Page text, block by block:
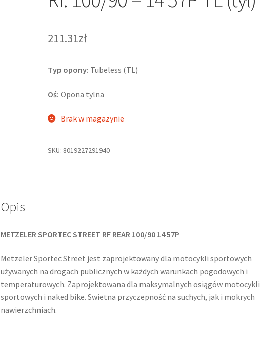
211.31zł
Typ opony: Tubeless (TL)
Oś: Opona tylna
Brak w magazynie
SKU: 8019227291940
Opis
METZELER SPORTEC STREET RF REAR 100/90 14 57P
Metzeler Sportec Street jest zaprojektowany dla motocykli sportowych
używanych na drogach publicznych w każdych warunkach pogodowych i
temperaturowych. Zaprojektowana dla maksymalnych osiągów motocykli
sportowych i naked bike. Swietna przyczepność na suchych, jak i mokrych
nawierzchniach.